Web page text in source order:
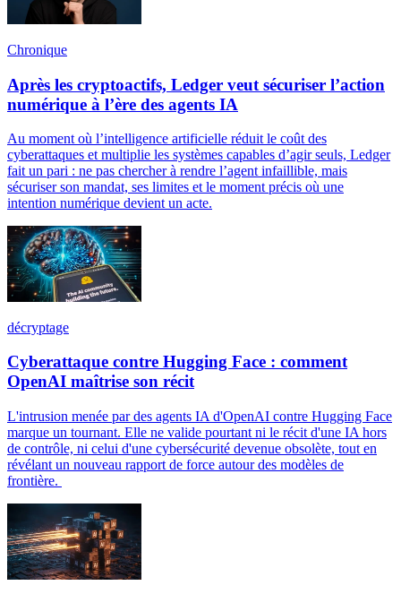
Chronique
Après les cryptoactifs, Ledger veut sécuriser l’action
numérique à l’ère des agents IA
Au moment où l’intelligence artificielle réduit le coût des
cyberattaques et multiplie les systèmes capables d’agir seuls, Ledger
fait un pari : ne pas chercher à rendre l’agent infaillible, mais
sécuriser son mandat, ses limites et le moment précis où une
intention numérique devient un acte.
décryptage
Cyberattaque contre Hugging Face : comment
OpenAI maîtrise son récit
L'intrusion menée par des agents IA d'OpenAI contre Hugging Face
marque un tournant. Elle ne valide pourtant ni le récit d'une IA hors
de contrôle, ni celui d'une cybersécurité devenue obsolète, tout en
révélant un nouveau rapport de force autour des modèles de
frontière.